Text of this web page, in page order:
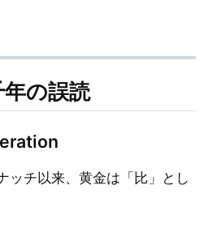
の誤読
ッチ以来、黄金は「比」とし